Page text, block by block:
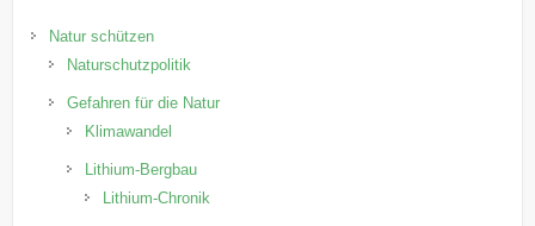
Natur schützen
Naturschutzpolitik
Gefahren für die Natur
Klimawandel
Lithium-Bergbau
Lithium-Chronik